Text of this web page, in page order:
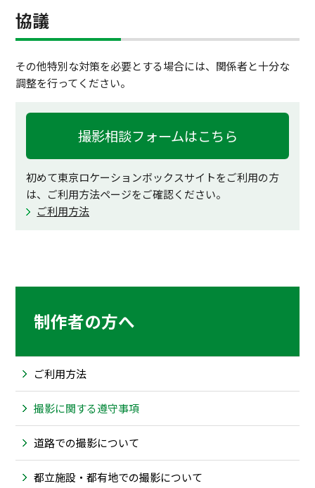
協議
その他特別な対策を必要とする場合には、関係者と十分な
調整を行ってください。
撮影相談フォームはこちら
初めて東京ロケーションボックスサイトをご利用の方
は、ご利用方法ページをご確認ください。
ご利用方法
制作者の方へ
ご利用方法
撮影に関する遵守事項
道路での撮影について
都立施設・都有地での撮影について